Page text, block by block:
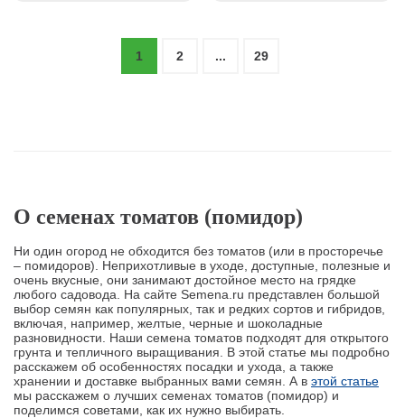
1 2 ... 29
О семенах томатов (помидор)
Ни один огород не обходится без томатов (или в просторечье
– помидоров). Неприхотливые в уходе, доступные, полезные и
очень вкусные, они занимают достойное место на грядке
любого садовода. На сайте Semena.ru представлен большой
выбор семян как популярных, так и редких сортов и гибридов,
включая, например, желтые, черные и шоколадные
разновидности. Наши семена томатов подходят для открытого
грунта и тепличного выращивания. В этой статье мы подробно
расскажем об особенностях посадки и ухода, а также
хранении и доставке выбранных вами семян. А в этой статье
мы расскажем о лучших семенах томатов (помидор) и
поделимся советами, как их нужно выбирать.